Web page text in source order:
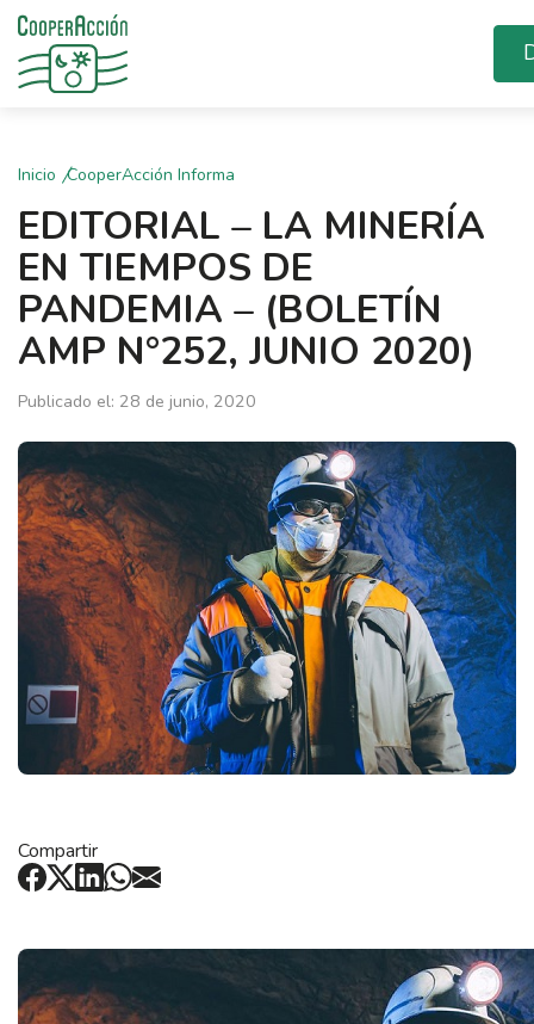
Inicio CooperAcción Informa
EDITORIAL – LA MINERÍA
EN TIEMPOS DE
PANDEMIA – (BOLETÍN
AMP N°252, JUNIO 2020)
Publicado el: 28 de junio, 2020
Compartir